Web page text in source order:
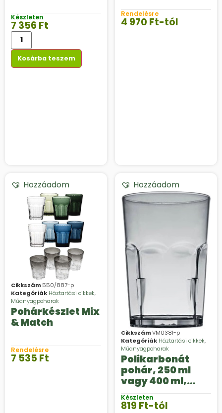
Készleten
7 356 Ft
Kosárba teszem
Rendelésre
4 970 Ft-tól
Hozzáadom
Cikkszám 550/887-p
Kategóriák Háztartási cikkek,
Műanyagpoharak
Pohárkészlet Mix
& Match
Rendelésre
7 535 Ft
Hozzáadom
CikkszámVM0381-p
Kategóriák Háztartási cikkek,
Műanyagpoharak
Polikarbonát
pohár, 250 ml
vagy 400 ml,
Casablanca
Készleten
819 Ft-tól